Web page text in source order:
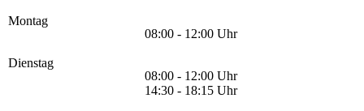
Montag
08:00 - 12:00 Uhr
Dienstag
08:00 - 12:00 Uhr
14:30 - 18:15 Uhr